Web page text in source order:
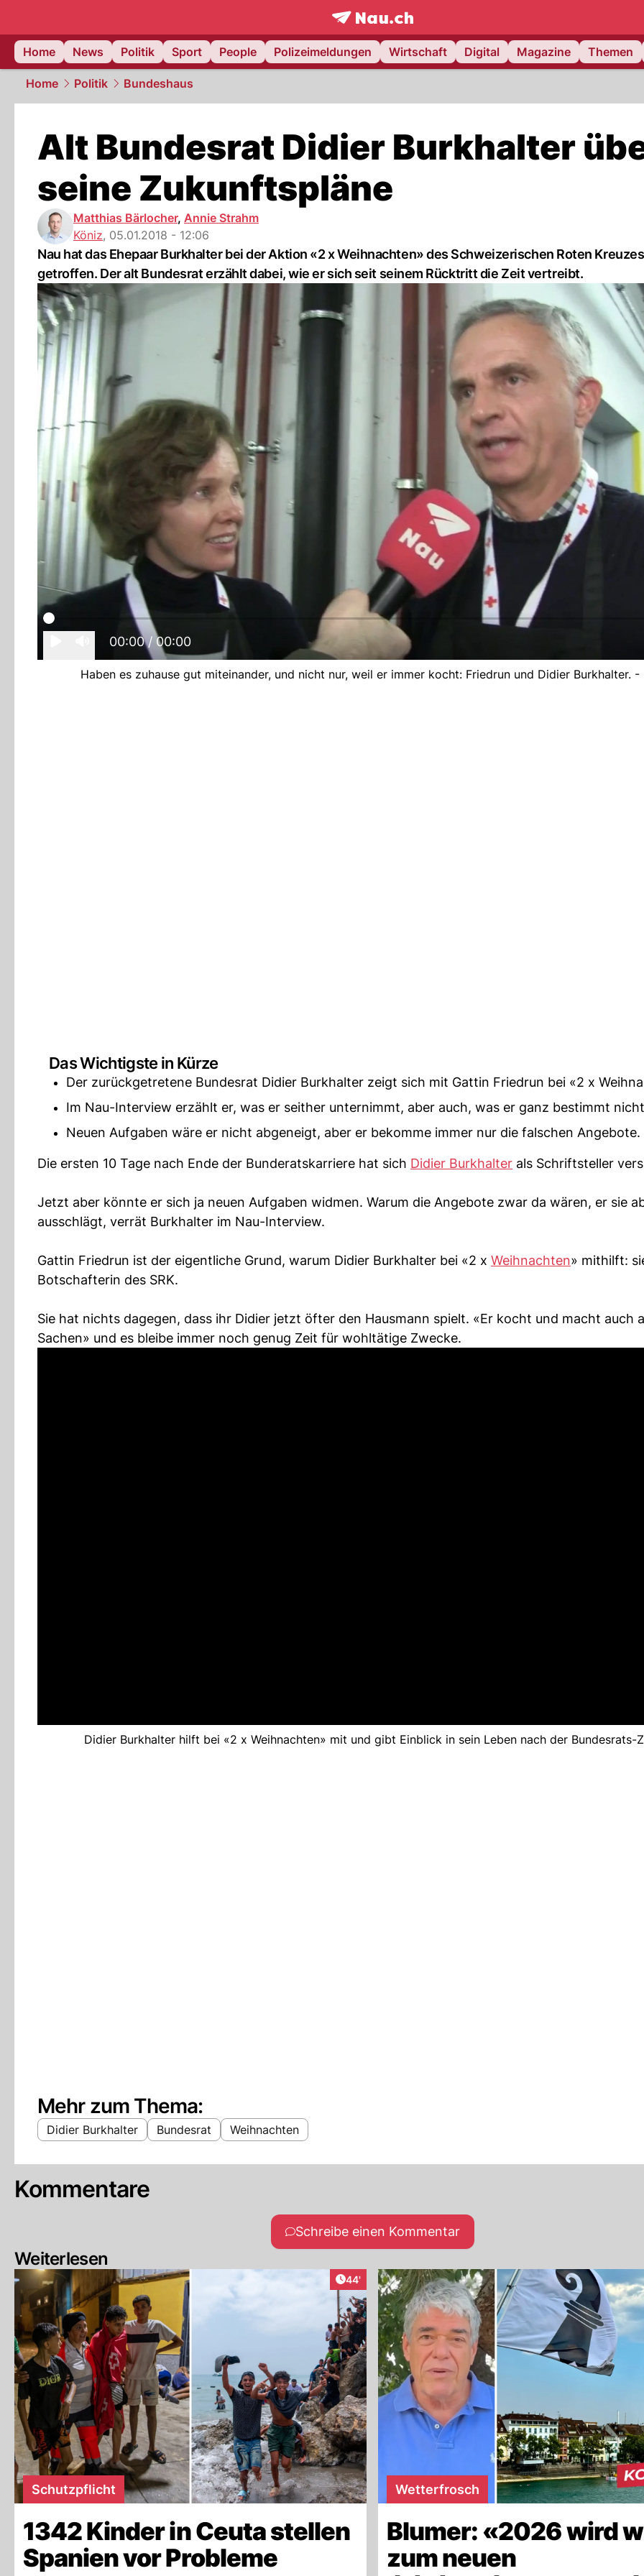
frontpage.NAU.ch
Home
News Politik Sport People Polizeimeldungen Wirtschaft Digital Magazine Themen
Home Politik Bundeshaus
Alt Bundesrat Didier Burkhalter
seine Zukunftspläne
Matthias Bärlocher, Annie Strahm
Köniz, 05.01.2018 - 12:06
Nau hat das Ehepaar Burkhalter bei der Aktion «2 x Weihnachten» des Schweizerischen Roten
getroffen. Der alt Bundesrat erzählt dabei, wie er sich seit seinem Rücktritt die Zeit vertreibt.
00:00/ 00:00
Haben es zuhause gut miteinander, und nicht nur, weil er immer kocht: Friedrun und Didier Burkhalter. -
Das Wichtigste in Kürze
Der zurückgetretene Bundesrat Didier Burkhalter zeigt sich mit Gattin Friedrun bei «2 x
Im Nau-Interview erzählt er, was er seither unternimmt, aber auch, was er ganz bestimmt
Neuen Aufgaben wäre er nicht abgeneigt, aber er bekomme immer nur die falschen Angebote.
Die ersten 10 Tage nach Ende der Bunderatskarriere hat sich Didier Burkhalter als Schriftsteller
Jetzt aber könnte er sich ja neuen Aufgaben widmen. Warum die Angebote zwar da wären, er sie
ausschlägt, verrät Burkhalter im Nau-Interview.
Gattin Friedrun ist der eigentliche Grund, warum Didier Burkhalter bei «2 x Weihnachten» mithilft:
Botschafterin des SRK.
Sie hat nichts dagegen, dass ihr Didier jetzt öfter den Hausmann spielt. «Er kocht und macht auch
Sachen» und es bleibe immer noch genug Zeit für wohltätige Zwecke.
Didier Burkhalter hilft bei «2 x Weihnachten» mit und gibt Einblick in sein Leben nach der Bundesrats-
Mehr zum Thema:
Didier Burkhalter Bundesrat Weihnachten
Kommentare
Schreibe einen Kommentar
Weiterlesen
Artikel veröffentlicht:
44'
Schutzpflicht
1342 Kinder in Ceuta stellen
Spanien vor Probleme
Wetterfrosch
Blumer: «2026 wird
zum neuen